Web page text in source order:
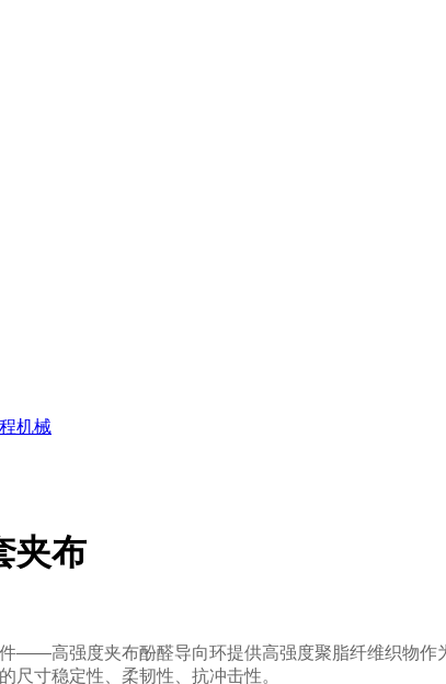
机械
夹布
——高强度夹布酚醛导向环提供高强度聚脂纤维织物作
尺寸稳定性、柔韧性 抗冲击性。